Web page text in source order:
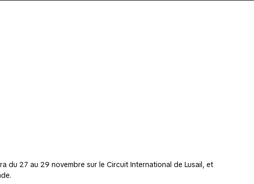
du 27 au 29 novembre sur le Circuit International de Lusail, et